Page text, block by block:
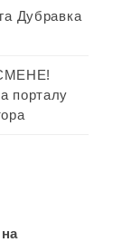
Дубравка
порталу